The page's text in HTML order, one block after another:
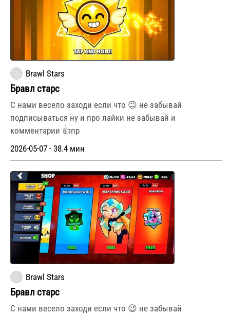
Brawl Stars
Бравл старс
С нами весело заходи если что 😉 не забывай
подписываться ну и про лайки не забывай и
комментарии 👍пр
2026-05-07 - 38.4 мин
Brawl Stars
Бравл старс
С нами весело заходи если что 😉 не забывай